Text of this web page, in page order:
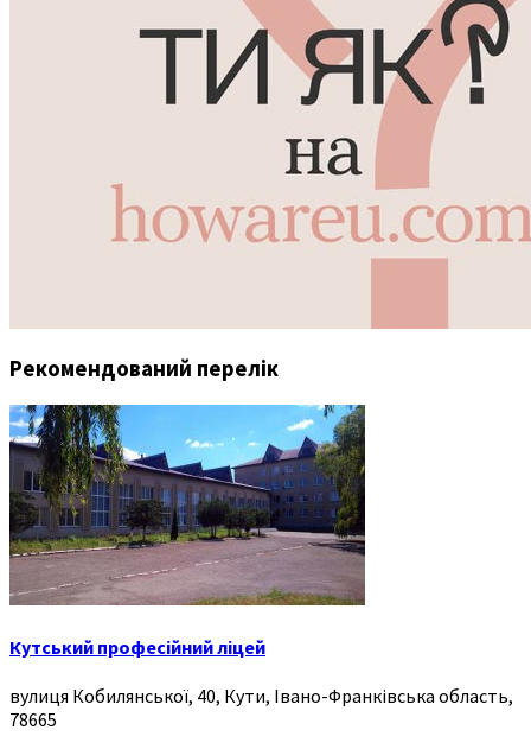
Рекомендований перелік
Кутський професійний ліцей
вулиця Кобилянської, 40, Кути, Івано-Франківська область,
78665